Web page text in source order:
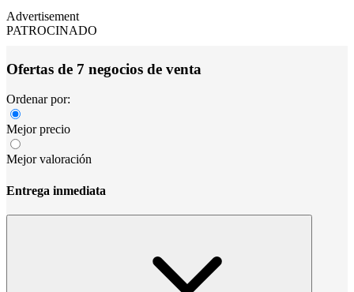
Advertisement
PATROCINADO
Ofertas de 7 negocios de venta
Ordenar por:
Mejor precio
Mejor valoración
Entrega inmediata